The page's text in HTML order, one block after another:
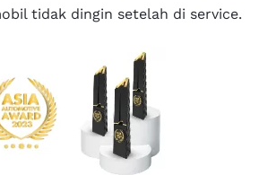
tidak dingin setelah di service.